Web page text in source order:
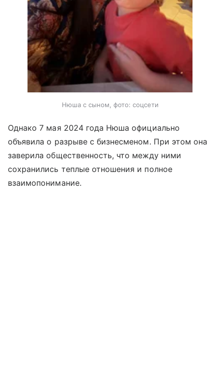
Нюша с сыном, фото: соцсети
Однако 7 мая 2024 года Нюша официально
объявила о разрыве с бизнесменом. При этом она
заверила общественность, что между ними
сохранились теплые отношения и полное
взаимопонимание.